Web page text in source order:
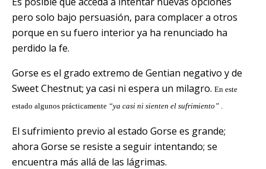
pero solo bajo persuasión, para complacer a otros
porque en su fuero interior ya ha renunciado ha
perdido la fe.
Gorse es el grado extremo de Gentian negativo y de
Sweet Chestnut; ya casi ni espera un milagro. En este
estado algunos prácticamente “ya casi ni sienten el sufrimiento” .
El sufrimiento previo al estado Gorse es grande;
ahora Gorse se resiste a seguir intentando; se
encuentra más allá de las lágrimas.